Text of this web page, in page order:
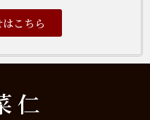
こちら
仁